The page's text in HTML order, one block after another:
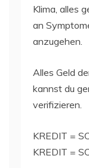
Klima, alles
an
anzugehen.
Alles Geld
kannst du
verifizieren.
KREDIT =
KREDIT =